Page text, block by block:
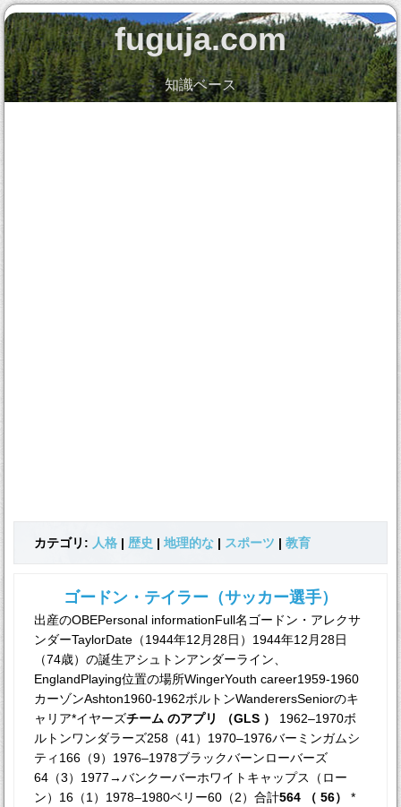
fuguja.com
知識ベース
カテゴリ: 人格 |歴史 |地理的な | スポーツ |教育
ゴードン・テイラー（サッカー選手）
出産のOBEPersonal informationFull名ゴードン・アレクサ
ンダーTaylorDate（1944年12月28日）1944年12月28日
（74歳）の誕生アシュトンアンダーライン、
EnglandPlaying位置の場所WingerYouth career1959-1960
カーゾンAshton1960-1962ボルトンWanderersSeniorのキ
ャリア*イヤーズチーム のアプリ （GLS ）
1962–1970ボ
ルトンワンダラーズ258（41）1970–1976バーミンガムシ
ティ166（9）1976–1978ブラックバーンローバーズ
64（3）1977→バンクーバーホワイトキャップス（ロー
ン）16（1）1978–1980ベリー60（2）合計564 （ 56）
*